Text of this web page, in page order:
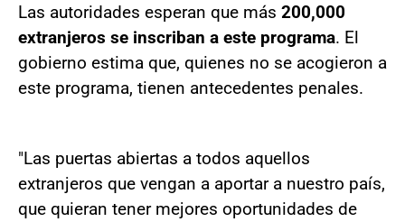
Las autoridades esperan que más 200,000
extranjeros se inscriban a este programa. El
gobierno estima que, quienes no se acogieron a
este programa, tienen antecedentes penales.
"Las puertas abiertas a todos aquellos
extranjeros que vengan a aportar a nuestro país,
que quieran tener mejores oportunidades de